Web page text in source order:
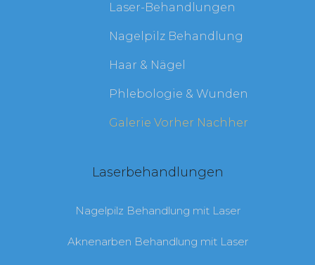
Laser-Behandlungen
Nagelpilz Behandlung
Haar & Nägel
Phlebologie & Wunden
Galerie Vorher Nachher
Laserbehandlungen
Nagelpilz Behandlung mit Laser
Aknenarben Behandlung mit Laser